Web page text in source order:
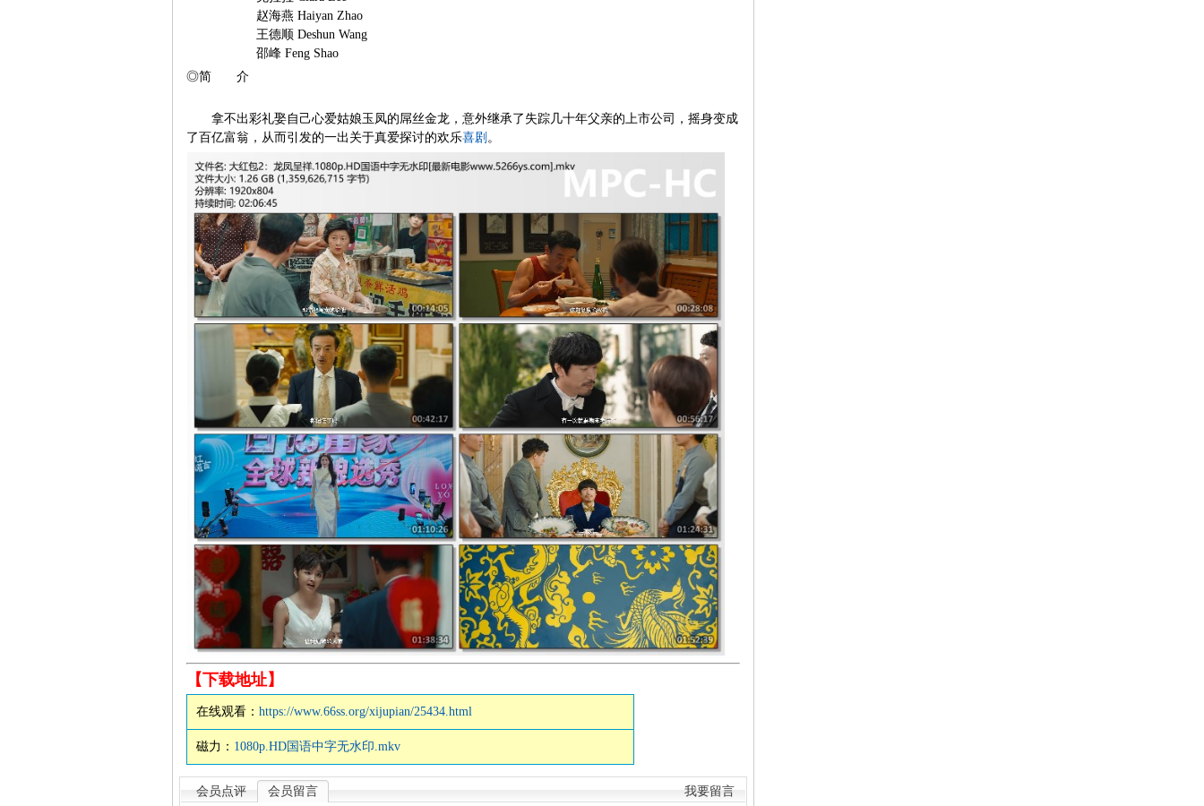
赵海燕 Haiyan Zhao
王德顺 Deshun Wang
邵峰 Feng Shao
◎简 介
拿不出彩礼娶自己心爱姑娘玉凤的屌丝金龙，意外继承了失踪几十年父亲的上市公司，摇身变成
了百亿富翁，从而引发的一出关于真爱探讨的欢乐喜剧 。
【下载地址】
在线观看： https://www.66ss.org/xijupian/25434.html
磁力： 1080p.HD国语中字无水印.mkv
会员点评 会员留言 我要留言